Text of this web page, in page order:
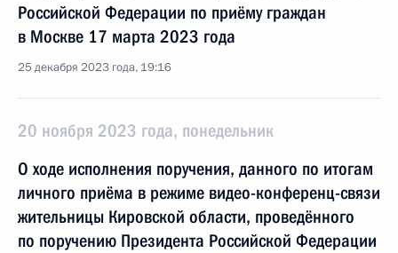
Российской Федерации по приёму граждан
в Москве 17 марта 2023 года
25 декабря 2023 года, 19:16
20 ноября 2023 года, понедельник
О ходе исполнения поручения, данного по итогам
личного приёма в режиме видео-конференц-связи
жительницы Кировской области, проведённого
по поручению Президента Российской Федерации